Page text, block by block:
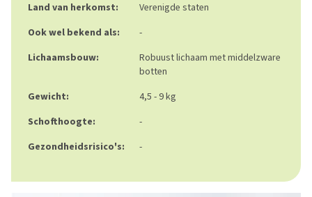
Land van herkomst:
Verenigde staten
Ook wel bekend als:
-
Lichaamsbouw:
Robuust lichaam met middelzware
botten
Gewicht:
4,5 - 9 kg
Schofthoogte:
-
Gezondheidsrisico's:
-